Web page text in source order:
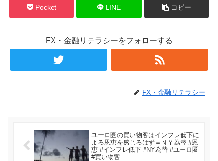
Pocket LINE コピー
FX・金融リテラシーをフォローする
FX・金融リテラシー
ユーロ圏の買い物客はインフレ低下に
よる恩恵を感じるはず＝ＮＹ為替 #恩
恵 #インフレ低下 #NY為替 #ユーロ圏
#買い物客